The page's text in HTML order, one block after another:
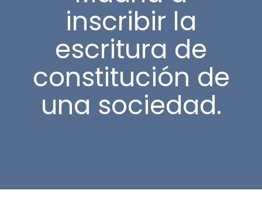
inscribir la
escritura de
constitución de
una sociedad.